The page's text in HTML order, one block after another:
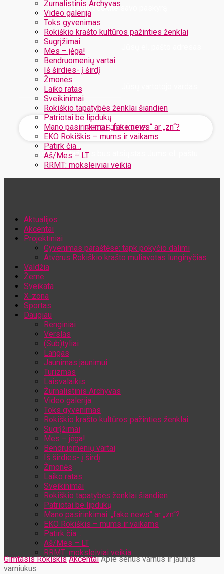
Žurnalistinis Archyvas
Video galerija
Toks gyvenimas
Rokiškio krašto kultūros pažinties ženklai
Sugrįžimai
Mes – jėga!
Bendruomenių vartai
Iš širdies- į širdį
Žmonės
Laiko ratas
Sveikinimai
Rokiškio tapatybės ženklai šiandien
Patriotai be lipdukų
Mano pasirinkimai: „fake news“ ar „zn“?
EKO Rokiškis – mums ir vaikams
Patirk čia…
Aš/Mes – LT
RRMT: moksleiviai veikia
Užregistruokite savo paskyrą
Jūsų slaptažodis bus atsiųstas Jums el. paštu
Aktualijos
Akcentai
Projektiniai
Gyvenimas paraštėse: tapk pokyčio dalimi
Atvėrus Rokiškio krašto muliavotas lunginyčias
Valdžia
Žemė
Sveikata
X-zona
Sportas
Daugiau
Renginiai
Verslas
(Sub)tyliai
Langas
Jaunimas jaunimui
Turizmas
Laisvalaikis
Žurnalistinis Archyvas
Video galerija
Toks gyvenimas
Rokiškio krašto kultūros pažinties ženklai
Sugrįžimai
Mes – jėga!
Bendruomenių vartai
Iš širdies- į širdį
Žmonės
Laiko ratas
Sveikinimai
Rokiškio tapatybės ženklai šiandien
Patriotai be lipdukų
Mano pasirinkimai: „fake news“ ar „zn“?
EKO Rokiškis – mums ir vaikams
Patirk čia…
Aš/Mes – LT
RRMT: moksleiviai veikia
Gimtasis Rokiškis Akcentai Apie senus varnus ir jaunus
varniukus